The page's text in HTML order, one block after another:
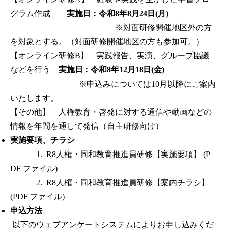
グラム作成 実施日：令和8年8月24日(月)
※対面研修開催地区外の方
を対象とする。（対面研修開催地区の方も参加可。）
【オンライン研修B】 実践報告、実演、グループ協議
などを行う 実施日：令和8年12月18日(金)
※申込みについては10月以降にご案内
いたします。
【その他】 人権教育・啓発に対する通信や動画などの
情報を年間を通して発信（自主研修向け）
実施要項、チラシ
1. R8人権・同和教育推進員研修【実施要項】 (P
DF ファイル)
2. R8人権・同和教育推進員研修【案内チラシ】
(PDF ファイル)
申込方法
以下のウェブアンケートシステムによりお申し込みくだ